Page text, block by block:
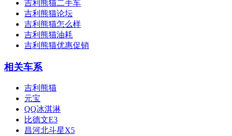
吉利熊猫二手车
吉利熊猫论坛
吉利熊猫怎么样
吉利熊猫油耗
吉利熊猫优惠促销
相关车系
吉利熊猫
元宝
QQ冰淇淋
比德文E3
昌河北斗星X5